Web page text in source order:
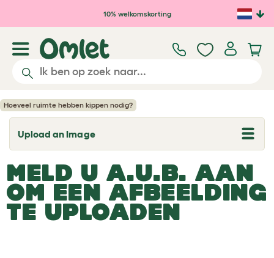
Ga naar de hoofdinhoud
10% welkomskorting
Hoeveel ruimte hebben kippen nodig?
Upload an Image
T
o
g
l
e
d
r
MELD U A.U.B. AAN
OM EEN AFBEELDING
TE UPLOADEN